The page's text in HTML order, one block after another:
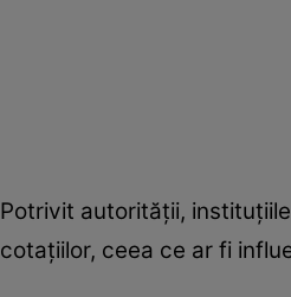
Potrivit autorității,
cotațiilor, ceea ce ar fi